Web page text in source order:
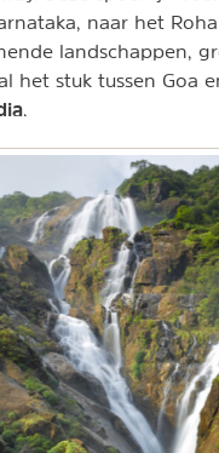
naar het
landschappen,
het stuk tussen Goa